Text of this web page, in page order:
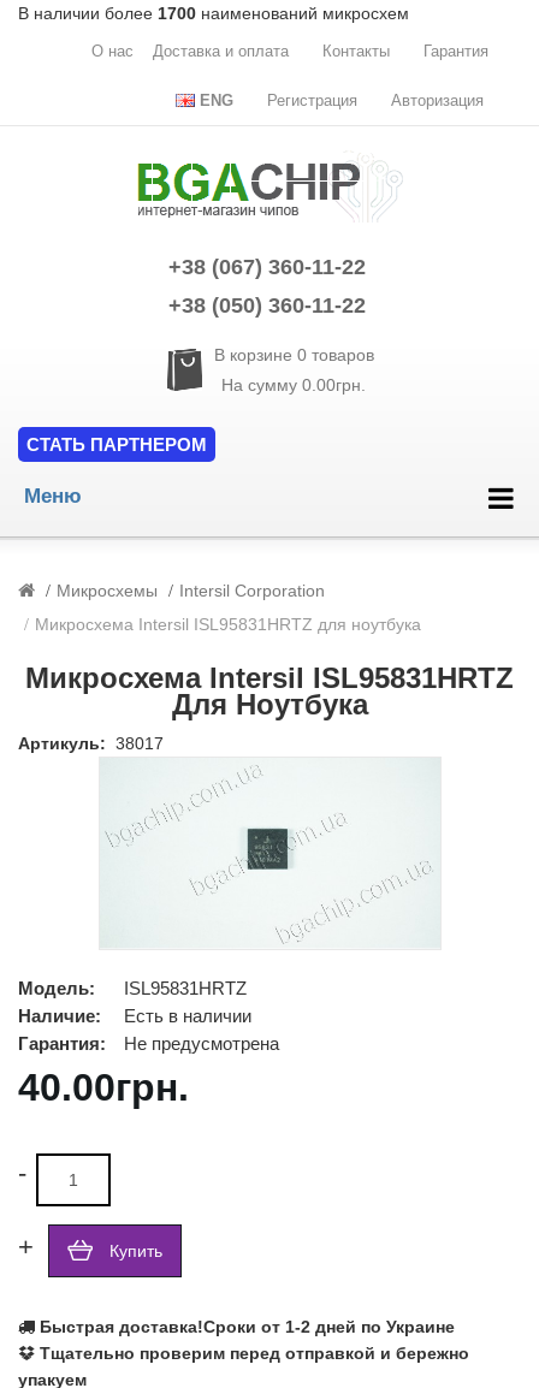
В наличии более 1700 наименований микросхем
О нас Доставка и оплата Контакты Гарантия
ENG Регистрация Авторизация
+38 (067) 360-11-22
+38 (050) 360-11-22
В корзине 0товаров
На сумму 0.00грн.
СТАТЬ ПАРТНЕРОМ
Меню
Микросхемы
Intersil Corporation
Микросхема Intersil ISL95831HRTZ для ноутбука
Микросхема Intersil ISL95831HRTZ
Для Ноутбука
Артикуль: 38017
Модель:
ISL95831HRTZ
Наличие:
Есть в наличии
Гарантия:
Не предусмотрена
40.00грн.
-
+ Купить
Быстрая доставка!Сроки от 1-2 дней по Украине
Тщательно проверим перед отправкой и бережно
упакуем